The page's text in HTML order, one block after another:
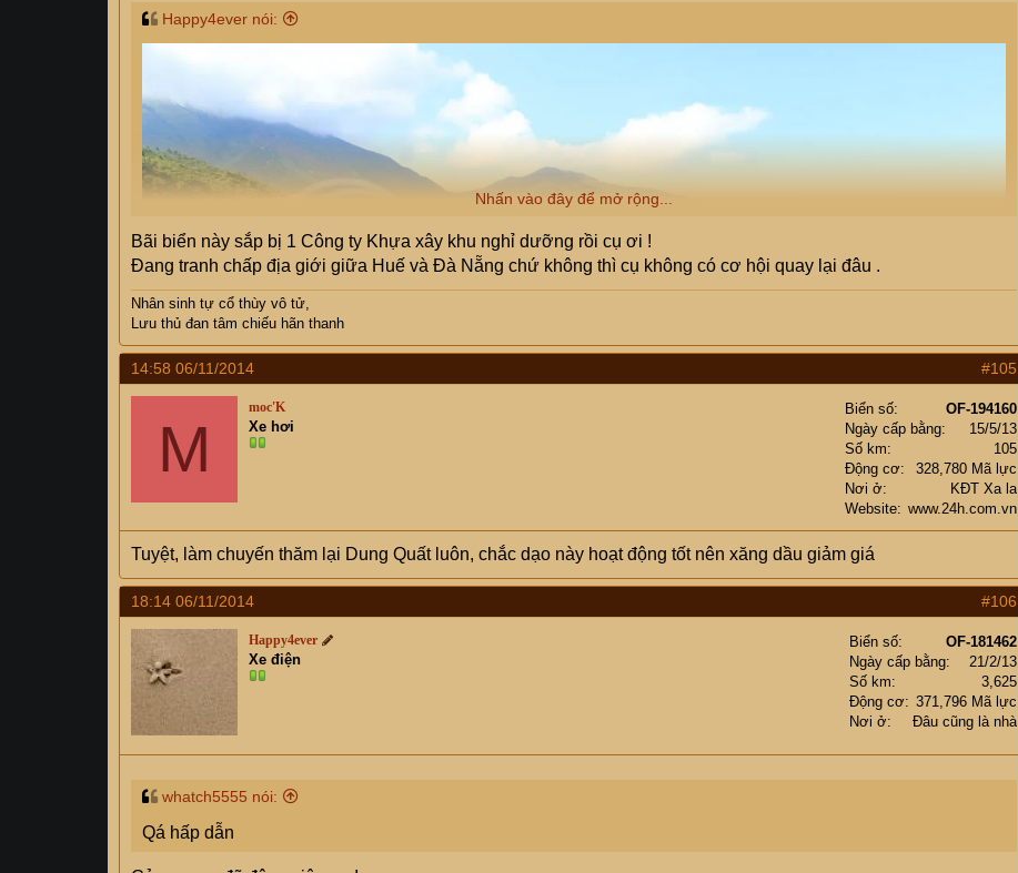
Happy4ever nói:
Nhấn vào đây để mở rộng...
Bãi biển này sắp bị 1 Công ty Khựa xây khu nghỉ dưỡng rồi cụ ơi !
Đang tranh chấp địa giới giữa Huế và Đà Nẵng chứ không thì cụ không có cơ hội quay lại đâu .
Nhân sinh tự cổ thùy vô tử,
Lưu thủ đan tâm chiếu hãn thanh
14:58 06/11/2014 #105
M
moc'K
Xe hơi
Biển số
OF-194160
Ngày cấp bằng
15/5/13
Số km
105
Động cơ
328,780 Mã lực
Nơi ở
KĐT Xa la
Website
www.24h.com.vn
Tuyệt, làm chuyến thăm lại Dung Quất luôn, chắc dạo này hoạt động tốt nên xăng dầu giảm giá
18:14 06/11/2014 #106
Happy4ever
Xe điện
Biển số
OF-181462
Ngày cấp bằng
21/2/13
Số km
3,625
Động cơ
371,796 Mã lực
Nơi ở
Đâu cũng là nhà
whatch5555 nói:
Qá hấp dẫn